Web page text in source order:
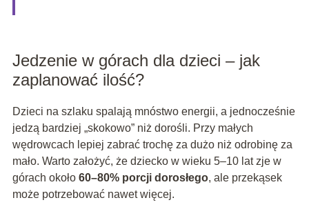
Jedzenie w górach dla dzieci – jak
zaplanować ilość?
Dzieci na szlaku spalają mnóstwo energii, a jednocześnie
jedzą bardziej „skokowo” niż dorośli. Przy małych
wędrowcach lepiej zabrać trochę za dużo niż odrobinę za
mało. Warto założyć, że dziecko w wieku 5–10 lat zje w
górach około 60–80% porcji dorosłego, ale przekąsek
może potrzebować nawet więcej.